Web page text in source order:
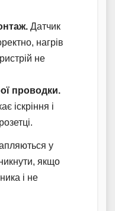
Датчик
нагрів
не
проводки.
іскріння і
у
якщо
і не